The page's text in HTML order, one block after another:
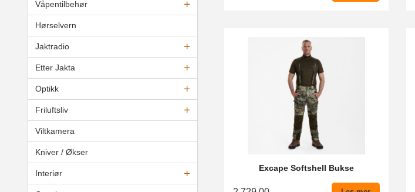
Våpentilbehør
Hørselvern
Jaktradio
Etter Jakta
Optikk
Friluftsliv
Viltkamera
Kniver / Økser
Interiør
Excape Softshell Bukse